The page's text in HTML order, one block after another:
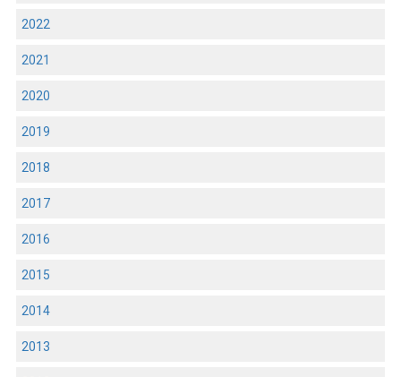
2022
2021
2020
2019
2018
2017
2016
2015
2014
2013